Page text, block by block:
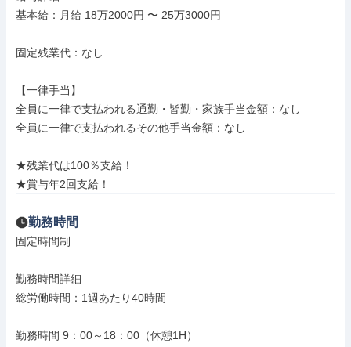
基本給：月給 18万2000円 〜 25万3000円
固定残業代：なし
【一律手当】
全員に一律で支払われる通勤・皆勤・家族手当金額：なし
全員に一律で支払われるその他手当金額：なし
★残業代は100％支給！
★賞与年2回支給！
勤務時間
固定時間制
勤務時間詳細
総労働時間：1週あたり40時間
勤務時間 9：00～18：00（休憩1H）